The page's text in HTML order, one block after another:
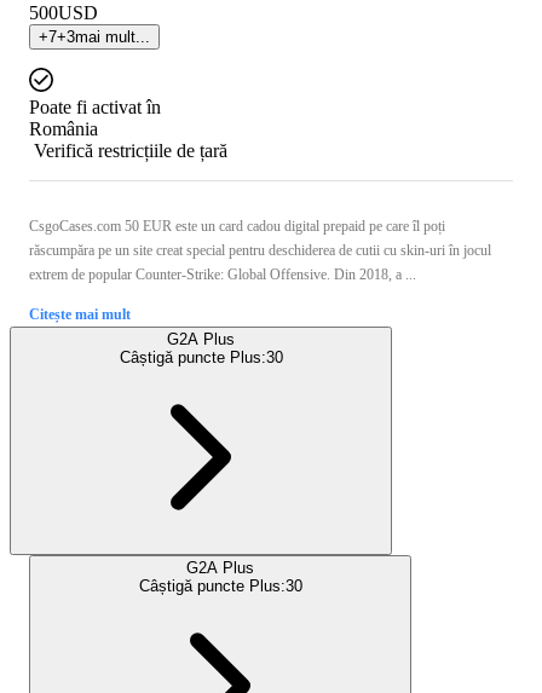
500USD
+7+3mai mult...
Poate fi activat în
România
Verifică restricțiile de țară
CsgoCases.com 50 EUR este un card cadou digital prepaid pe care îl poți
răscumpăra pe un site creat special pentru deschiderea de cutii cu skin-uri în jocul
extrem de popular Counter-Strike: Global Offensive. Din 2018, a ...
Citește mai mult
G2A Plus
Câștigă puncte Plus:30
G2A Plus
Câștigă puncte Plus:30